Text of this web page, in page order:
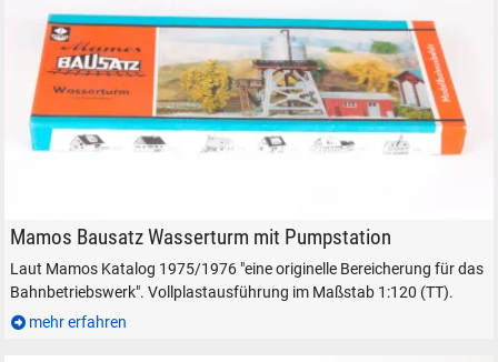
Mamos VERO Auhagen Bausatz Wasserturm Modellbahnzubehör
Mamos Bausatz Wasserturm mit Pumpstation
Laut Mamos Katalog 1975/1976 "eine originelle Bereicherung für das
Bahnbetriebswerk". Vollplastausführung im Maßstab 1:120 (TT).
mehr erfahren
SUCHEN
Durchsuchen